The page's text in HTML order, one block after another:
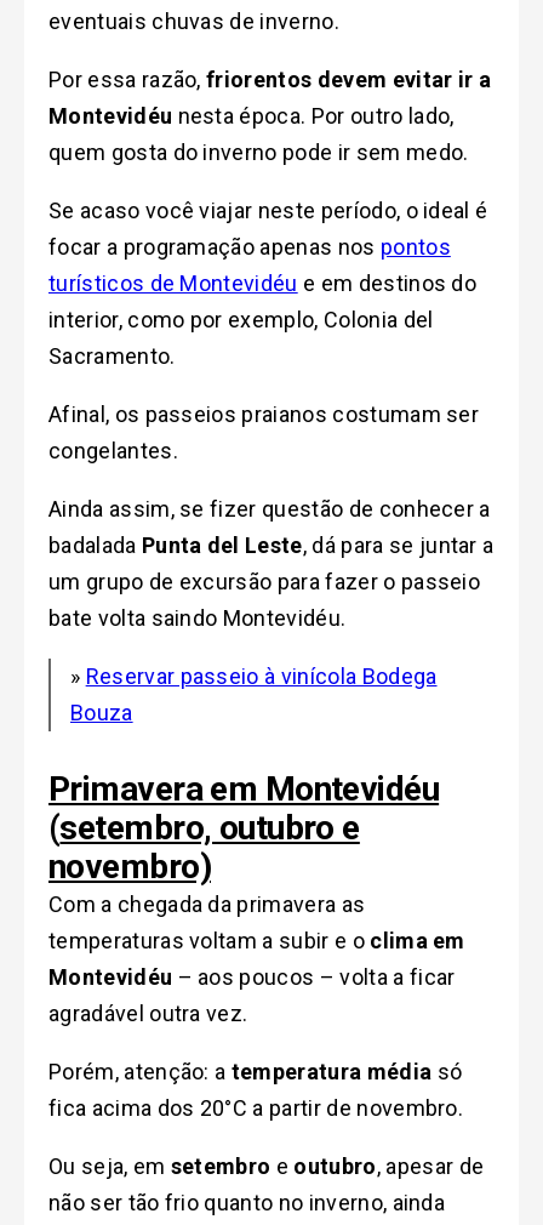
eventuais chuvas de inverno.
Por essa razão,friorentos devem evitar ir a
Montevidéu nesta época. Por outro lado,
quem gosta do inverno pode ir sem medo.
Se acaso você viajar neste período, o ideal é
focar a programação apenas nos pontos
turísticos de Montevidéu e em destinos do
interior, como por exemplo, Colonia del
Sacramento.
Afinal, os passeios praianos costumam ser
congelantes.
Ainda assim, se fizer questão de conhecer a
badalada Punta del Leste, dá para se juntar a
um grupo de excursão para fazer o passeio
bate volta saindo Montevidéu.
» Reservar passeio à vinícola Bodega
Bouza
Primavera em Montevidéu
(setembro, outubro e
novembro)
Com a chegada da primavera as
temperaturas voltam a subir e o clima em
Montevidéu – aos poucos – volta a ficar
agradável outra vez.
Porém, atenção: a temperatura média só
fica acima dos 20°C a partir de novembro.
Ou seja, em setembro e outubro, apesar de
não ser tão frio quanto no inverno, ainda